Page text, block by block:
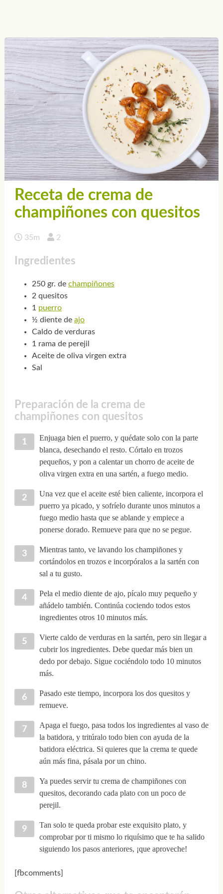
Receta de crema de
champiñones con quesitos
35m 2
Ingredientes
250 gr. de champiñones
2 quesitos
1 puerro
½ diente de ajo
Caldo de verduras
1 rama de perejil
Aceite de oliva virgen extra
Sal
Preparación de la crema de
champiñones con quesitos
Enjuaga bien el puerro, y quédate solo con la parte
blanca, desechando el resto. Córtalo en trozos
pequeños, y pon a calentar un chorro de aceite de
oliva virgen extra en una sartén, a fuego medio.
Una vez que el aceite esté bien caliente, incorpora el
puerro ya picado, y sofríelo durante unos minutos a
fuego medio hasta que se ablande y empiece a
ponerse dorado. Remueve para que no se pegue.
Mientras tanto, ve lavando los champiñones y
cortándolos en trozos e incorpóralos a la sartén con
sal a tu gusto.
Pela el medio diente de ajo, pícalo muy pequeño y
añádelo también. Continúa cociendo todos estos
ingredientes otros 10 minutos más.
Vierte caldo de verduras en la sartén, pero sin llegar a
cubrir los ingredientes. Debe quedar más bien un
dedo por debajo. Sigue cociéndolo todo 10 minutos
más.
Pasado este tiempo, incorpora los dos quesitos y
remueve.
Apaga el fuego, pasa todos los ingredientes al vaso de
la batidora, y tritúralo todo bien con ayuda de la
batidora eléctrica. Si quieres que la crema te quede
aún más fina, pásala por un chino.
Ya puedes servir tu crema de champiñones con
quesitos, decorando cada plato con un poco de
perejil.
Tan solo te queda probar este exquisito plato, y
comprobar por ti mismo lo riquísimo que te ha salido
siguiendo los pasos anteriores, ¡que aproveche!
[fbcomments]